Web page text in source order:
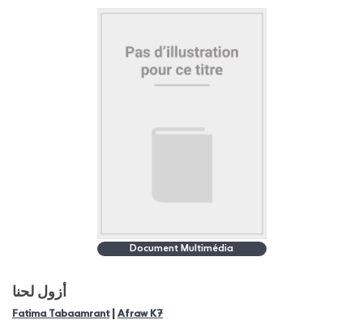
Document Multimédia
أزول لحنا
Fatima Tabaamrant Afraw K7